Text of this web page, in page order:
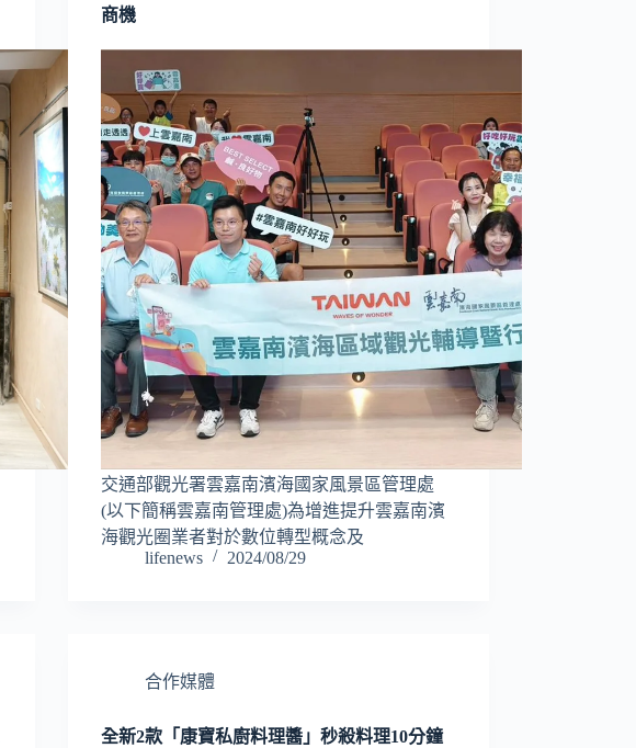
商機
交通部觀光署雲嘉南濱海國家風景區管理處
(以下簡稱雲嘉南管理處)為增進提升雲嘉南濱
海觀光圈業者對於數位轉型概念及
lifenews
2024/08/29
合作媒體
全新2款「康寶私廚料理醬」秒殺料理10分鐘